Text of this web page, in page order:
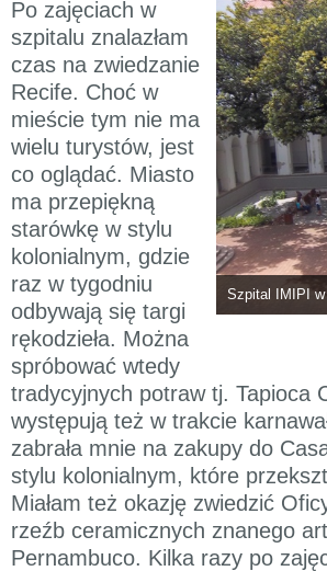
Szpital IMIPI w
Po zajęciach w
szpitalu znalazłam
czas na zwiedzanie
Recife. Choć w
mieście tym nie ma
wielu turystów, jest
co oglądać. Miasto
ma przepiękną
starówkę w stylu
kolonialnym, gdzie
raz w tygodniu
odbywają się targi
rękodzieła. Można
spróbować wtedy
tradycyjnych potraw tj. Tapioca
występują też w trakcie
zabrała mnie na zakupy do
stylu kolonialnym, które
Miałam też okazję zwiedzić
rzeźb ceramicznych znanego
Pernambuco. Kilka razy po